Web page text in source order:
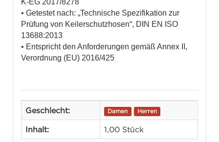
K-EG 2017/8278
• Getestet nach: „Technische Spezifikation zur
Prüfung von Keilerschutzhosen“, DIN EN ISO
13688:2013
• Entspricht den Anforderungen gemäß Annex II,
Verordnung (EU) 2016/425
Geschlecht: Damen Herren
Inhalt: 1,00 Stück